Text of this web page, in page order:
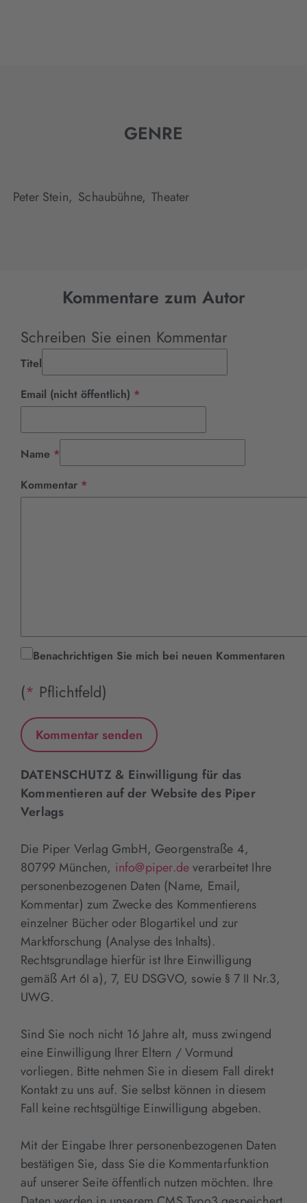
GENRE
Peter Stein, Schaubühne, Theater
Kommentare zum Autor
Schreiben Sie einen Kommentar
Titel
Email (nicht öffentlich) *
Name *
Kommentar *
Benachrichtigen Sie mich bei neuen Kommentaren
(* Pflichtfeld)
DATENSCHUTZ & Einwilligung für das
Kommentieren auf der Website des Piper
Verlags
Die Piper Verlag GmbH, Georgenstraße 4,
80799 München, info@piper.deverarbeitet Ihre
personenbezogenen Daten (Name, Email,
Kommentar) zum Zwecke des Kommentierens
einzelner Bücher oder Blogartikel und zur
Marktforschung (Analyse des Inhalts).
Rechtsgrundlage hierfür ist Ihre Einwilligung
gemäß Art 6I a), 7, EU DSGVO, sowie § 7 II Nr.3,
UWG.
Sind Sie noch nicht 16 Jahre alt, muss zwingend
eine Einwilligung Ihrer Eltern / Vormund
vorliegen. Bitte nehmen Sie in diesem Fall direkt
Kontakt zu uns auf. Sie selbst können in diesem
Fall keine rechtsgültige Einwilligung abgeben.
Mit der Eingabe Ihrer personenbezogenen Daten
bestätigen Sie, dass Sie die Kommentarfunktion
auf unserer Seite öffentlich nutzen möchten. Ihre